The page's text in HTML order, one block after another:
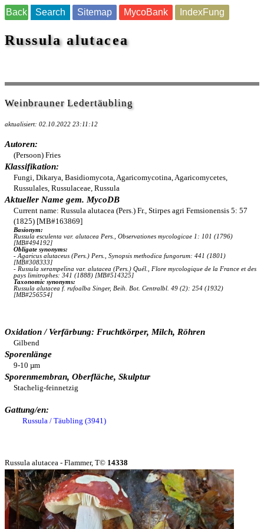
Back Search Sitemap MycoBank IndexFung
Russula alutacea
Weinbrauner Ledertäubling
aktualisiert: 02.10.2022 23:11:12
Autoren:
(Persoon) Fries
Klassifikation:
Fungi, Dikarya, Basidiomycota, Agaricomycotina, Agaricomycetes,
Russulales, Russulaceae, Russula
Aktueller Name gem. MycoDB
Current name: Russula alutacea (Pers.) Fr., Stirpes agri Femsionensis 5: 57
(1825) [MB#163869]
Basionym:
Russula esculenta var. alutacea Pers., Observationes mycologicae 1: 101 (1796)
[MB#494192]
Obligate synonyms:
- Agaricus alutaceus (Pers.) Pers., Synopsis methodica fungorum: 441 (1801)
[MB#308333]
- Russula xerampelina var. alutacea (Pers.) Quél., Flore mycologique de la France et des
pays limitrophes: 341 (1888) [MB#514325]
Taxonomic synonyms:
Russula alutacea f. rufoalba Singer, Beih. Bot. Centralbl. 49 (2): 254 (1932)
[MB#256554]
Oxidation / Verfärbung: Fruchtkörper, Milch, Röhren
Gilbend
Sporenlänge
9-10 µm
Sporenmembran, Oberfläche, Skulptur
Stachelig-feinnetzig
Gattung/en:
Russula / Täubling (3941)
Russula alutacea - Flammer, T© 14338